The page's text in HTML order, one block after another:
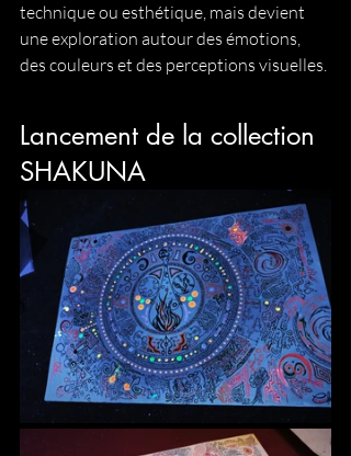
technique ou esthétique, mais devient
une exploration autour des émotions,
des couleurs et des perceptions visuelles.
Lancement de la collection
SHAKUNA